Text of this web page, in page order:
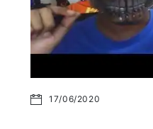
17/06/2020